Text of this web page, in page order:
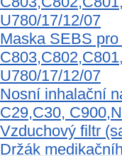
U780/17/12/07
Maska SEBS
U780/17/12/07
Nosní inhalační
C29,C30,
Vzduchový filtr
Držák